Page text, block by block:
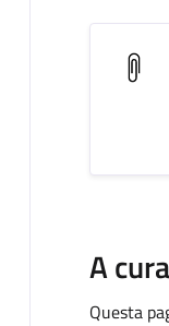
A
Questa